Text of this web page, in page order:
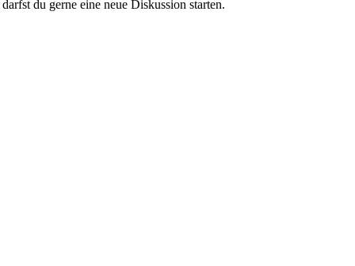
du gerne eine neue Diskussion starten.